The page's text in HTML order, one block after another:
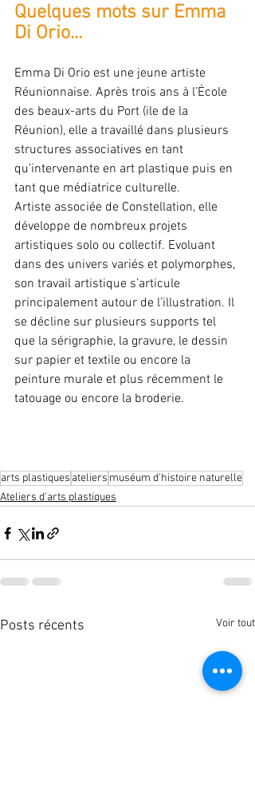
Quelques mots sur Emma
Di Orio...
Emma Di Orio est une jeune artiste
Réunionnaise. Après trois ans à l’École
des beaux-arts du Port (ile de la
Réunion), elle a travaillé dans plusieurs
structures associatives en tant
qu’intervenante en art plastique puis en
tant que médiatrice culturelle.
Artiste associée de Constellation, elle
développe de nombreux projets
artistiques solo ou collectif. Evoluant
dans des univers variés et polymorphes,
son travail artistique s’articule
principalement autour de l’illustration. Il
se décline sur plusieurs supports tel
que la sérigraphie, la gravure, le dessin
sur papier et textile ou encore la
peinture murale et plus récemment le
tatouage ou encore la broderie.
arts plastiques ateliers muséum d'histoire naturelle
Ateliers d'arts plastiques
Posts récents Voir tout